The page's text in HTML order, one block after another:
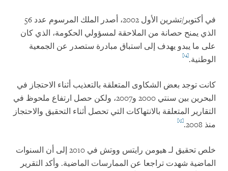
في أكتوبر/تشرين الأول 2002، أصدر الملك المرسوم عدد 56
الذي يمنح حصانة من الملاحقة لمسؤولي الحكومة، الذي كان
على ما يبدو يهدف إلى استباق مبادرة ستصدر عن الجمعية
الوطنية.[14]
كانت توجد بعض الشكاوى المتعلقة بالتعذيب أثناء الاحتجاز في
البحرين بين سنتي 2000 و2007، ولكن حصل ارتفاع ملحوظ في
التقارير المتعلقة بالانتهاكات التي تحصل أثناء التحقيق والاحتجاز
منذ 2008.
[15]
خلص تحقيق لـ هيومن رايتس ووتش في 2010 إلى أن السنوات
الماضية شهدت تراجعا عن الممارسات الماضية. وأكد التقرير